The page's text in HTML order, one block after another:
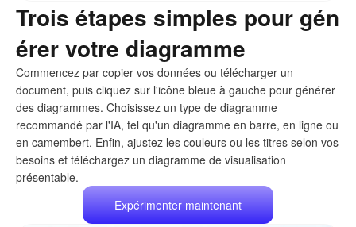
Trois étapes simples pour gén
érer votre diagramme
Commencez par copier vos données ou télécharger un
document, puis cliquez sur l'icône bleue à gauche pour générer
des diagrammes. Choisissez un type de diagramme
recommandé par l'IA, tel qu'un diagramme en barre, en ligne ou
en camembert. Enfin, ajustez les couleurs ou les titres selon vos
besoins et téléchargez un diagramme de visualisation
présentable.
Expérimenter maintenant